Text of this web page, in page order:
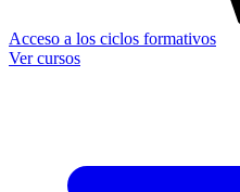
Acceso a los ciclos formativos
Ver cursos